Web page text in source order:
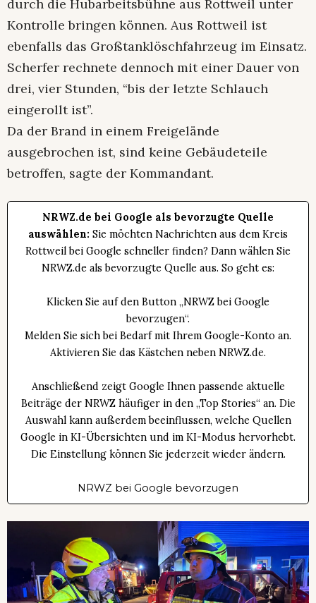
durch die Hubarbeitsbühne aus Rottweil unter
Kontrolle bringen können. Aus Rottweil ist
ebenfalls das Großtanklöschfahrzeug im Einsatz.
Scherfer rechnete dennoch mit einer Dauer von
drei, vier Stunden, “bis der letzte Schlauch
eingerollt ist”.
Da der Brand in einem Freigelände
ausgebrochen ist, sind keine Gebäudeteile
betroffen, sagte der Kommandant.
NRWZ.de bei Google als bevorzugte Quelle
auswählen: Sie möchten Nachrichten aus dem Kreis
Rottweil bei Google schneller finden? Dann wählen Sie
NRWZ.de als bevorzugte Quelle aus. So geht es:
Klicken Sie auf den Button „NRWZ bei Google
bevorzugen“.
Melden Sie sich bei Bedarf mit Ihrem Google-Konto an.
Aktivieren Sie das Kästchen neben NRWZ.de.
Anschließend zeigt Google Ihnen passende aktuelle
Beiträge der NRWZ häufiger in den „Top Stories“ an. Die
Auswahl kann außerdem beeinflussen, welche Quellen
Google in KI-Übersichten und im KI-Modus hervorhebt.
Die Einstellung können Sie jederzeit wieder ändern.
NRWZ bei Google bevorzugen